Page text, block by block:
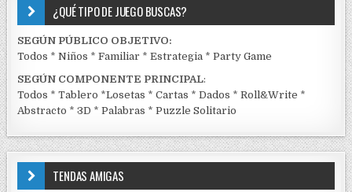
¿QUÉ TIPO DE JUEGO BUSCAS?
SEGÚN PÚBLICO OBJETIVO:
Todos *Niños *Familiar *Estrategia *Party Game
SEGÚN COMPONENTE PRINCIPAL:
Todos *Tablero *Losetas *Cartas *Dados *Roll&Write *
Abstracto *3D *Palabras *Puzzle Solitario
TENDAS AMIGAS